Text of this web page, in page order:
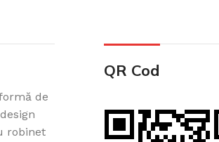
de
robinet
QR Cod